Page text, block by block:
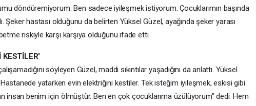
döndüremiyorum. Ben sadece iyileşmek istiyorum. Çocuklarımın başında
Şeker hastası olduğunu da belirten Yüksel Güzel, ayağında şeker yarası
riskiyle karşı karşıya olduğunu ifade etti.
KESTİLER'
söyleyen Güzel, maddi sıkıntılar yaşadığını da anlattı. Yüksel
yatarken evin elektriğini kestiler. Tek isteğim iyileşmek, eskisi gibi
insan benim için ölmüştür. Ben en çok çocuklarıma üzülüyorum" dedi. Hem